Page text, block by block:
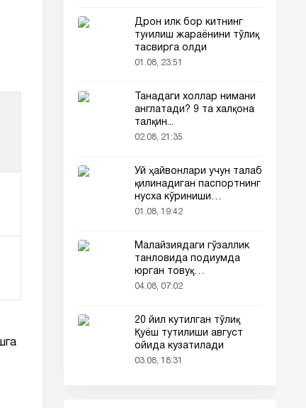
Дрон илк бор китнинг
туғилиш жараёнини тўлиқ
тасвирга олди
01.08, 23:51
Танадаги холлар нимани
англатади? 9 та халқона
талқин...
02.08, 21:35
Уй ҳайвонлари учун талаб
қилинадиган паспортнинг
нусха кўриниши
тармоқларда тарқалди
01.08, 19:42
Малайзиядаги гўзаллик
танловида подиумда
юрган товуқ
томошабинлар
04.08, 07:02
20 йил кутилган тўлиқ
Қуёш тутилиши август
ойида кузатилади
03.08, 18:31